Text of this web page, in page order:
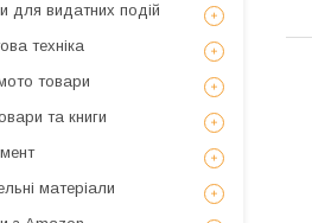
для видатних подій
техніка
товари
та книги
матеріали